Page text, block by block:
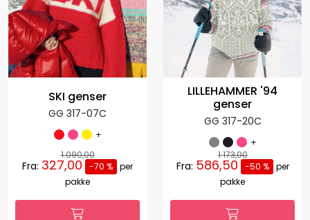
SKI genser
GG 317-07C
+
1.090,00
Fra: 327,00 -70 % per
pakke
LILLEHAMMER '94
genser
GG 317-20C
+
1.173,00
Fra: 586,50 -50 %
per
pakke